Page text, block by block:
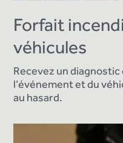
Forfait
véhicules
Recevez un diagnostic
l’événement et du
au hasard.